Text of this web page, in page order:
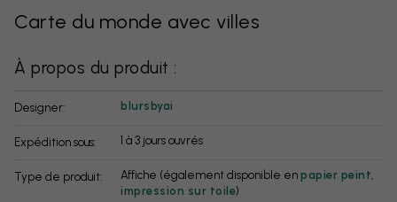
Carte du monde avec villes
À propos du produit :
Designer: blursbyai
Expédition sous: 1 à 3 jours ouvrés
Type de produit: Affiche (également disponible en papier peint
impression sur toile)